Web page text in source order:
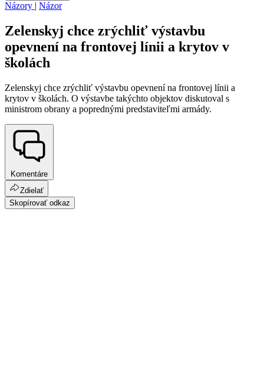
Názory | Názor
Zelenskyj chce zrýchliť výstavbu
opevnení na frontovej línii a krytov v
školách
Zelenskyj chce zrýchliť výstavbu opevnení na frontovej línii a
krytov v školách. O výstavbe takýchto objektov diskutoval s
ministrom obrany a poprednými predstaviteľmi armády.
Komentáre
Zdielať
Skopírovať odkaz